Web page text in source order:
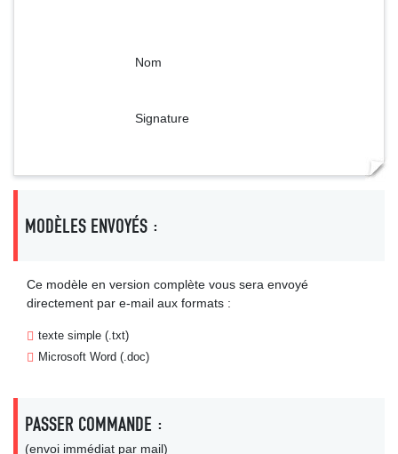
Nom
Signature
MODÈLES ENVOYÉS :
Ce modèle en version complète vous sera envoyé
directement par e-mail aux formats :
texte simple (.txt)
Microsoft Word (.doc)
PASSER COMMANDE :
(envoi immédiat par mail)